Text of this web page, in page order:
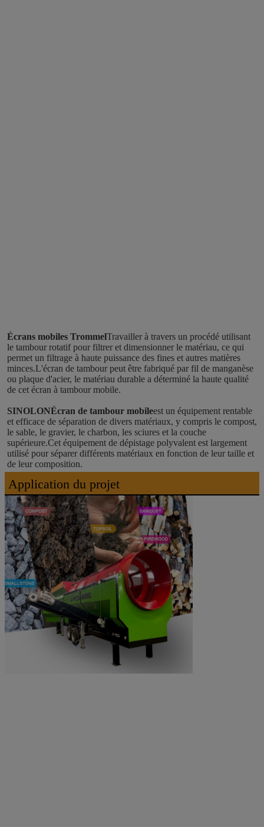
Écrans mobiles TrommelTravailler à travers un procédé utilisant
le tambour rotatif pour filtrer et dimensionner le matériau, ce qui
permet un filtrage à haute puissance des fines et autres matières
minces.L'écran de tambour peut être fabriqué par fil de manganèse
ou plaque d'acier, le matériau durable a déterminé la haute qualité
de cet écran à tambour mobile.
SINOLONÉcran de tambour mobileest un équipement rentable
et efficace de séparation de divers matériaux, y compris le compost,
le sable, le gravier, le charbon, les sciures et la couche
supérieure.Cet équipement de dépistage polyvalent est largement
utilisé pour séparer différents matériaux en fonction de leur taille et
de leur composition.
Application du projet